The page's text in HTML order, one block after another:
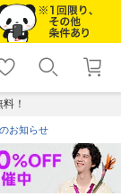
shopping_cart lock_outline
ログイン
！
お知らせ